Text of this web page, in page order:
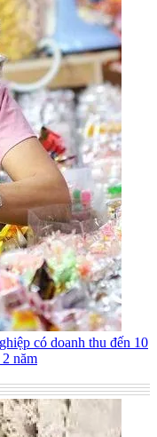
có doanh thu đến 10
năm